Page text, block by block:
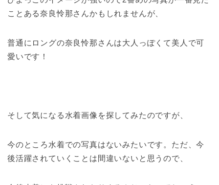
ことある奈良怜那さんかもしれませんが、
普通にロングの奈良怜那さんは大人っぽくて美人で可
愛いです！
そして気になる水着画像を探してみたのですが、
今のところ水着での写真はないみたいです。ただ、今
後活躍されていくことは間違いないと思うので、